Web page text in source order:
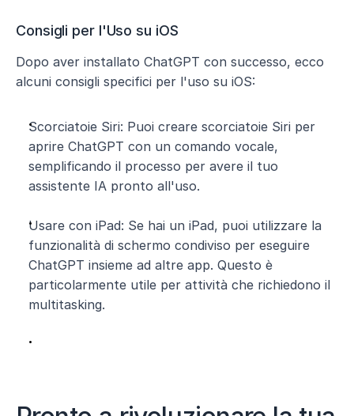
Consigli per l'Uso su iOS
Dopo aver installato ChatGPT con successo, ecco
alcuni consigli specifici per l'uso su iOS:
Scorciatoie Siri: Puoi creare scorciatoie Siri per
aprire ChatGPT con un comando vocale,
semplificando il processo per avere il tuo
assistente IA pronto all'uso.
Usare con iPad: Se hai un iPad, puoi utilizzare la
funzionalità di schermo condiviso per eseguire
ChatGPT insieme ad altre app. Questo è
particolarmente utile per attività che richiedono il
multitasking.